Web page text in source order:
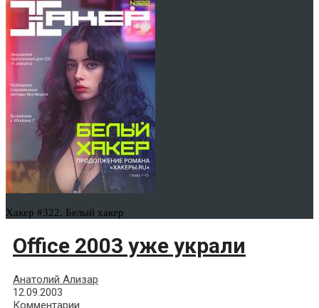
Хакер #322. Белый хакер
Office 2003 уже украли
Анатолий Ализар
12.09.2003
Комментарии